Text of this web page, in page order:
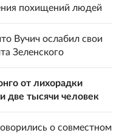
похищений людей
Вучич ослабил свои
Зеленского
от лихорадки
две тысячи человек
о совместном